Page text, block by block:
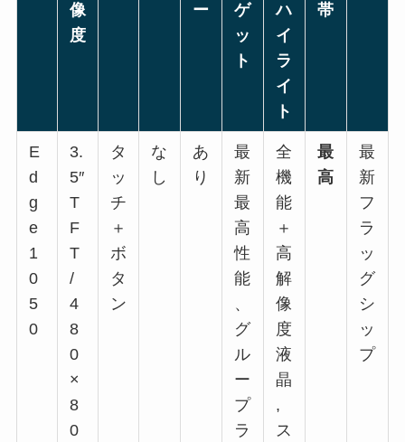
像
度
ー
ゲ
ッ
ト
ハ
イ
ラ
イ
ト
帯
E
d
g
e
1
0
5
0
3.
5″
T
F
T
/
4
8
0
×
8
0
タ
ッ
チ
＋
ボ
タ
ン
な
し
あ
り
最
新
最
高
性
能
、
グ
ル
ー
プ
ラ
全
機
能
＋
高
解
像
度
液
晶
,
ス
最
高
最
新
フ
ラ
ッ
グ
シ
ッ
プ